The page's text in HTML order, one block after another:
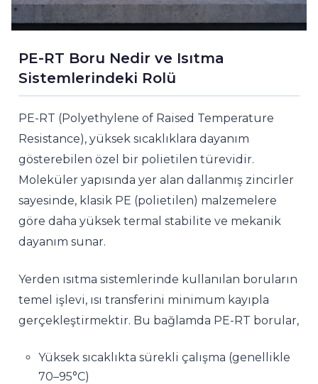
PE-RT Boru Nedir ve Isıtma
Sistemlerindeki Rolü
PE-RT (Polyethylene of Raised Temperature
Resistance), yüksek sıcaklıklara dayanım
gösterebilen özel bir polietilen türevidir.
Moleküler yapısında yer alan dallanmış zincirler
sayesinde, klasik PE (polietilen) malzemelere
göre daha yüksek termal stabilite ve mekanik
dayanım sunar.
Yerden ısıtma sistemlerinde kullanılan boruların
temel işlevi, ısı transferini minimum kayıpla
gerçekleştirmektir. Bu bağlamda PE-RT borular,
Yüksek sıcaklıkta sürekli çalışma (genellikle
70–95°C)